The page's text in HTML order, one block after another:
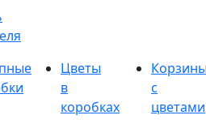
Цветы
в
коробках
с
цветами